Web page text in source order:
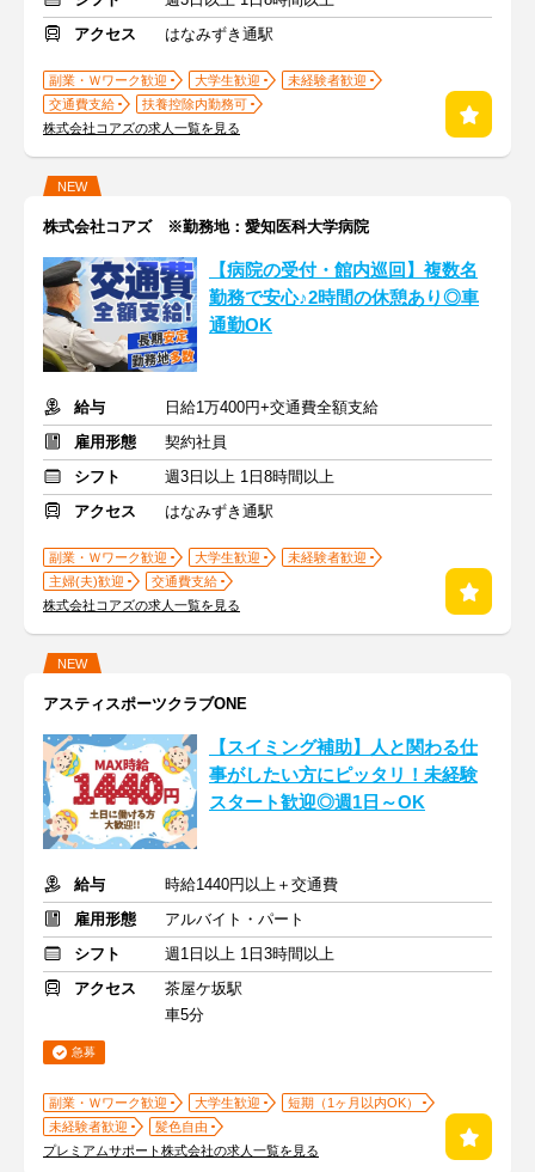
アクセス
はなみずき通駅
副業・Ｗワーク歓迎 大学生歓迎
未経験者歓迎
交通費支給
扶養控除内勤務可
株式会社コアズの求人一覧を見る
NEW
株式会社コアズ ※勤務地：愛知医科大学病院
【病院の受付・館内巡回】複数名
勤務で安心♪2時間の休憩あり◎車
通勤OK
給与
日給1万400円+交通費全額支給
雇用形態
契約社員
シフト
週3日以上 1日8時間以上
アクセス
はなみずき通駅
副業・Ｗワーク歓迎 大学生歓迎
未経験者歓迎
主婦(夫)歓迎
交通費支給
株式会社コアズの求人一覧を見る
NEW
アスティスポーツクラブONE
【スイミング補助】人と関わる仕
事がしたい方にピッタリ！未経験
スタート歓迎◎週1日～OK
給与
時給1440円以上＋交通費
雇用形態
アルバイト・パート
シフト
週1日以上 1日3時間以上
アクセス
茶屋ケ坂駅
車5分
急募
副業・Ｗワーク歓迎 大学生歓迎
短期（1ヶ月以内OK）
未経験者歓迎
髪色自由
プレミアムサポート株式会社の求人一覧を見る